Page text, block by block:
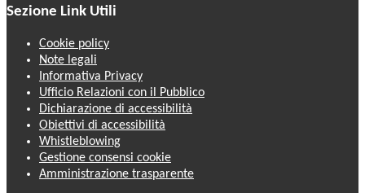
Sezione Link Utili
Cookie policy
Note legali
Informativa Privacy
Ufficio Relazioni con il Pubblico
Dichiarazione di accessibilità
Obiettivi di accessibilità
Whistleblowing
Gestione consensi cookie
Amministrazione trasparente